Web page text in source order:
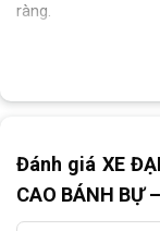
ràng.
"hinh-
Đánh giá XE
CAO BÁNH BỰ